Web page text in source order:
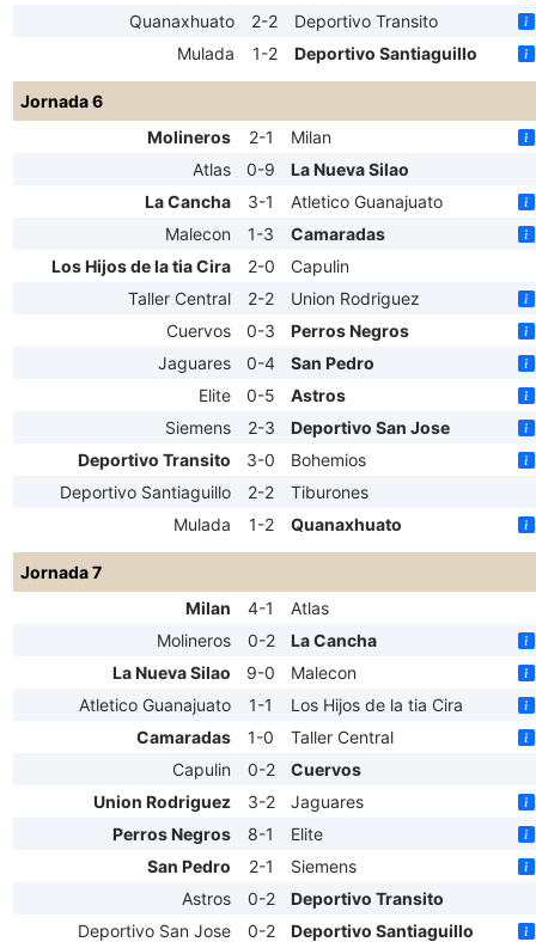
Quanaxhuato
2-2
Deportivo Transito
Mulada
1-2 Deportivo Santiaguillo
Jornada 6
Molineros
2-1
Milan
Atlas
0-9
La Nueva Silao
La Cancha
3-1
Atletico Guanajuato
Malecon
1-3
Camaradas
Los Hijos de la tia Cira
2-0
Capulin
Taller Central
2-2
Union Rodriguez
Cuervos
0-3
Perros Negros
Jaguares
0-4
San Pedro
Elite
0-5
Astros
Siemens
2-3
Deportivo San Jose
Deportivo Transito
3-0
Bohemios
Deportivo Santiaguillo
2-2
Tiburones
Mulada
1-2 Quanaxhuato
Jornada 7
Milan
4-1
Atlas
Molineros
0-2
La Cancha
La Nueva Silao
9-0
Malecon
Atletico Guanajuato
1-1
Los Hijos de la tia Cira
Camaradas
1-0
Taller Central
Capulin
0-2
Cuervos
Union Rodriguez
3-2
Jaguares
Perros Negros
8-1
Elite
San Pedro
2-1
Siemens
Astros
0-2
Deportivo Transito
Deportivo San Jose
0-2
Deportivo Santiaguillo